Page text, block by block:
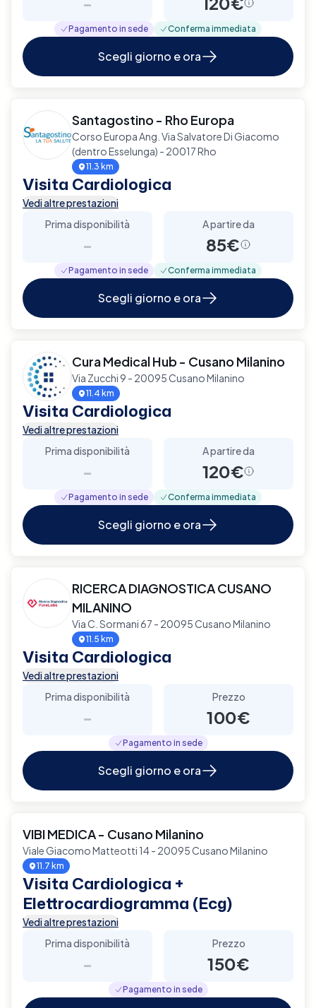
Pagamento in sede Conferma immediata
Scegli giorno e ora
Santagostino - Rho Europa
Corso Europa Ang. Via Salvatore Di Giacomo
(dentro Esselunga) - 20017 Rho
11.3 km
Visita Cardiologica
Vedi altre prestazioni
Prima disponibilità
-
A partire da
85€
Pagamento in sede Conferma immediata
Scegli giorno e ora
Cura Medical Hub - Cusano Milanino
Via Zucchi 9 - 20095 Cusano Milanino
11.4 km
Visita Cardiologica
Vedi altre prestazioni
Prima disponibilità
-
A partire da
120€
Pagamento in sede Conferma immediata
Scegli giorno e ora
RICERCA DIAGNOSTICA CUSANO
MILANINO
Via C. Sormani 67 - 20095 Cusano Milanino
11.5 km
Visita Cardiologica
Vedi altre prestazioni
Prima disponibilità
-
Prezzo
100€
Pagamento in sede
Scegli giorno e ora
VIBI MEDICA - Cusano Milanino
Viale Giacomo Matteotti 14 - 20095 Cusano Milanino
11.7 km
Visita Cardiologica +
Elettrocardiogramma (Ecg)
Vedi altre prestazioni
Prima disponibilità
-
Prezzo
150€
Pagamento in sede